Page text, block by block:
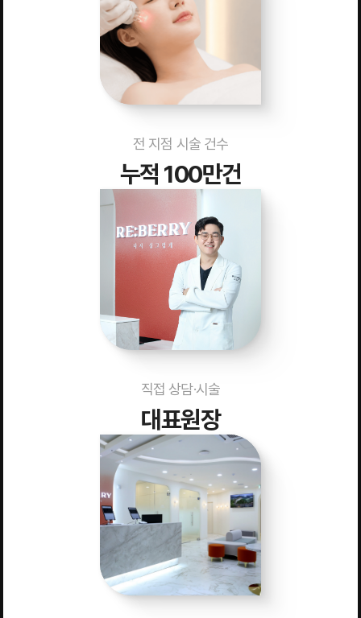
전 지점 시술 건수
누적 100만건
직접 상담·시술
대표원장